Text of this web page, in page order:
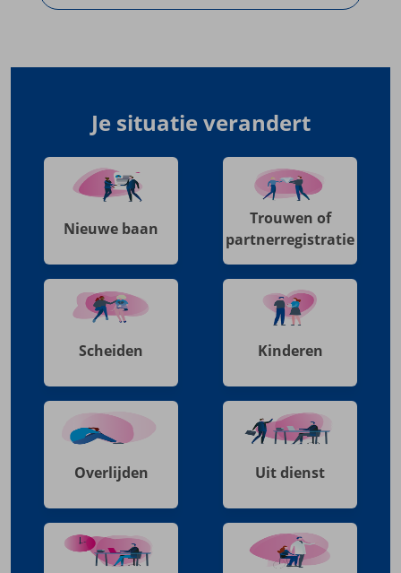
Je situatie verandert
Nieuwe baan
Trouwen of
partnerregistratie
Scheiden Kinderen
Overlijden Uit dienst